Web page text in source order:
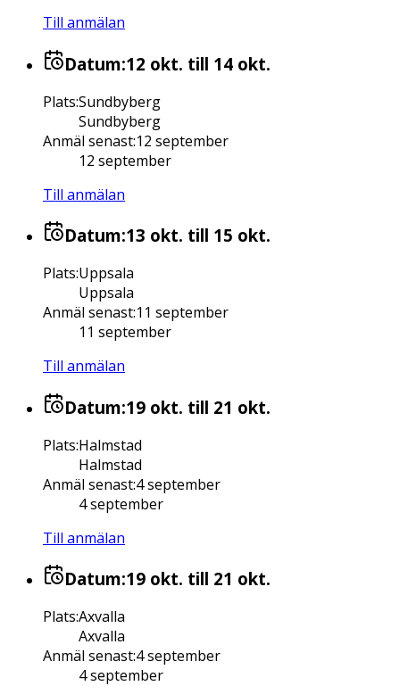
Till anmälan
Datum:12 okt. till 14 okt.
Plats:Sundbyberg
Sundbyberg
Anmäl senast:12 september
12 september
Till anmälan
Datum:13 okt. till 15 okt.
Plats:Uppsala
Uppsala
Anmäl senast:11 september
11 september
Till anmälan
Datum:19 okt. till 21 okt.
Plats:Halmstad
Halmstad
Anmäl senast:4 september
4 september
Till anmälan
Datum:19 okt. till 21 okt.
Plats:Axvalla
Axvalla
Anmäl senast:4 september
4 september